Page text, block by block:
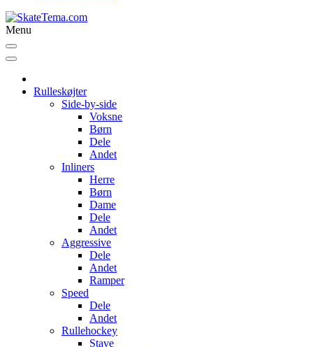
Menu
Rulleskøjter
Side-by-side
Voksne
Børn
Dele
Andet
Inliners
Herre
Børn
Dame
Dele
Andet
Aggressive
Dele
Andet
Ramper
Speed
Dele
Andet
Rullehockey
Stave